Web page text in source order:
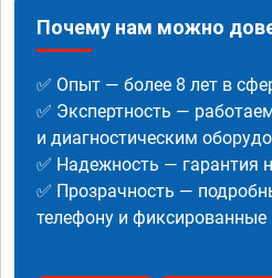
Почему нам можно
✅ Опыт — более 8 лет в
✅ Экспертность —
и диагностическим
✅ Надежность — гарантия
✅ Прозрачность —
телефону и фиксированные